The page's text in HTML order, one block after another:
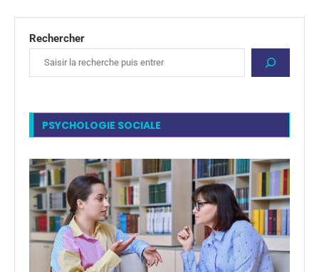
Rechercher
PSYCHOLOGIE SOCIALE